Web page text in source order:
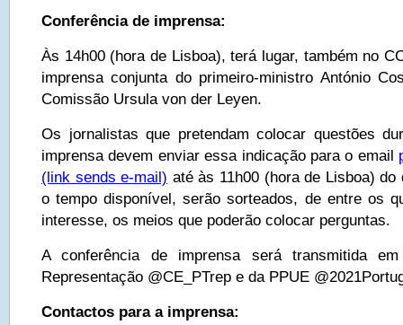
Conferência de imprensa:
Às 14h00 (hora de Lisboa), terá lugar, também no
imprensa conjunta do primeiro-ministro António
Comissão Ursula von der Leyen.
Os jornalistas que pretendam colocar questões
imprensa devem enviar essa indicação para o email
(link sends e-mail) até às 11h00 (hora de Lisboa)
o tempo disponível, serão sorteados, de entre os
interesse, os meios que poderão colocar perguntas.
A conferência de imprensa será transmitida
Representação @CE_PTrep e da PPUE
Contactos para a imprensa: